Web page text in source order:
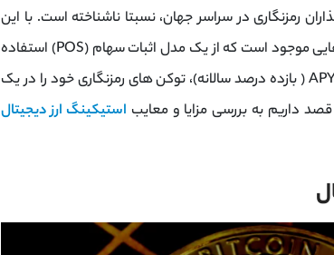
رمزنگاری در سراسر جهان، نسبتا ناشناخته است. با این
حال، مفهوم کلی استخر استیکینگ در بلاک چین هایی موجود است که از یک مدل اثبات سهام (POS) استفاده
می کنند و از دارندگان رمز ارز می خواهد تا در ازای APY ( بازده درصد سالانه)، توکن های رمزنگاری خود را در یک
داریم به بررسی مزایا و معایب استیکینگ ارز دیجیتال